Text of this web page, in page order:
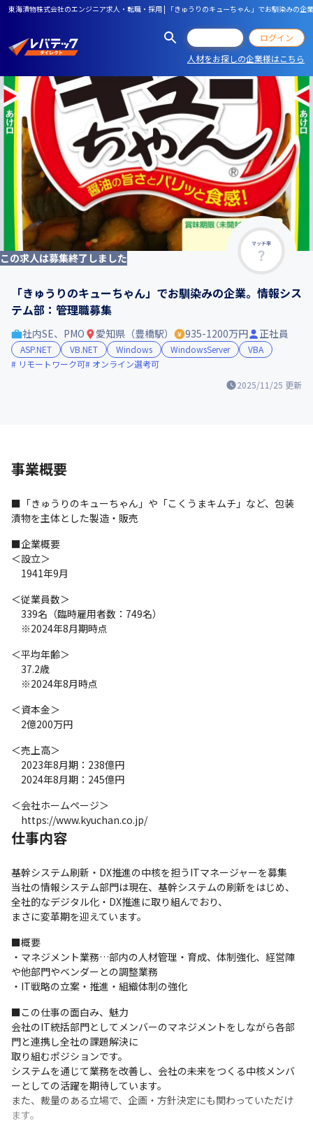
東海漬物株式会社のエンジニア求人・転職・採用 | 「きゅうりのキューちゃん」でお馴染みの企
ログイン
人材をお探しの企業様はこちら
マッチ率
この求人は募集終了しました
「きゅうりのキューちゃん」でお馴染みの企業。情報シス
テム部：管理職募集
2025/11/25 更新
社内SE、PMO 愛知県（豊橋駅） 935-1200万円 正社員
ASP.NET VB.NET Windows WindowsServer
VBA
リモートワーク可
オンライン選考可
事業概要
■「きゅうりのキューちゃん」や「こくうまキムチ」など、包装
漬物を主体とした製造・販売
■企業概要
＜設立＞
1941年9月
＜従業員数＞
339名（臨時雇用者数：749名）
※2024年8月期時点
＜平均年齢＞
37.2歳
※2024年8月時点
＜資本金＞
2億200万円
＜売上高＞
2023年8月期：238億円
2024年8月期：245億円
＜会社ホームページ＞
https://www.kyuchan.co.jp/
仕事内容
基幹システム刷新・DX推進の中核を担うITマネージャーを募集
当社の情報システム部門は現在、基幹システムの刷新をはじめ、
全社的なデジタル化・DX推進に取り組んでおり、
まさに変革期を迎えています。
■概要
・マネジメント業務…部内の人材管理・育成、体制強化、経営陣
や他部門やベンダーとの調整業務
・IT戦略の立案・推進・組織体制の強化
■この仕事の面白み、魅力
会社のIT統括部門としてメンバーのマネジメントをしながら各部
門と連携し全社の課題解決に
取り組むポジションです。
システムを通じて業務を改善し、会社の未来をつくる中核メンバ
ーとしての活躍を期待しています。
また、裁量のある立場で、企画・方針決定にも関わっていただけ
ます。